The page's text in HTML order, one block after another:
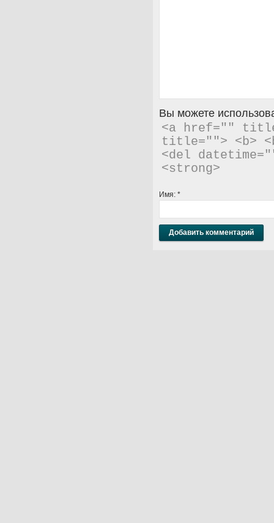
Вы можете
<a href=""
title=""> <b>
<del
<strong>
Имя: *